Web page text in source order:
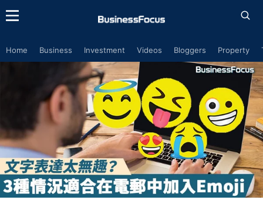
Home Business Investment Videos Bloggers Property